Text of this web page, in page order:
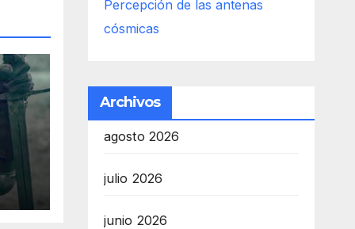
Percepción de las antenas
cósmicas
Archivos
agosto 2026
julio 2026
junio 2026